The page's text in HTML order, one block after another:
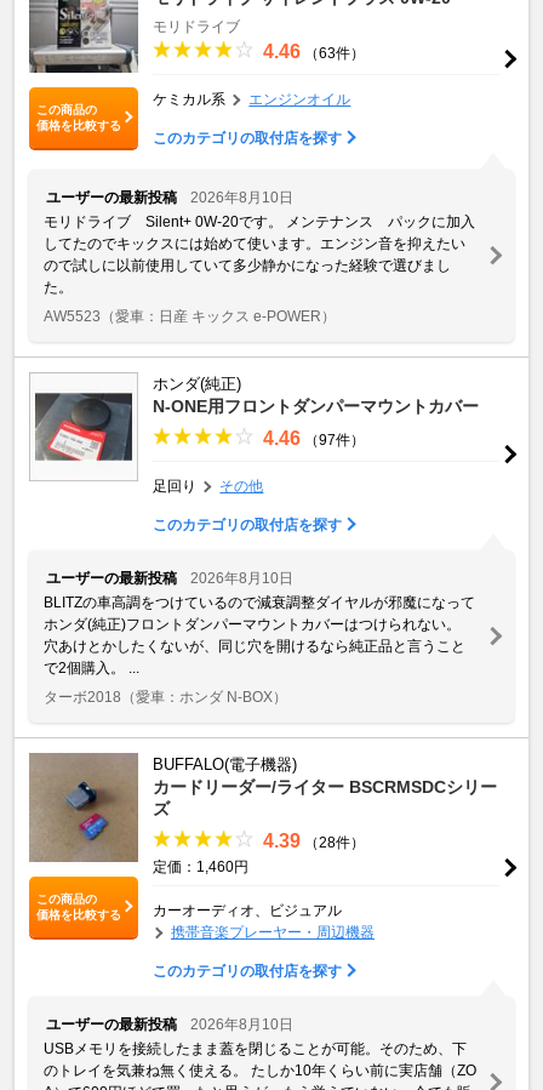
この商品の
価格を比較する
モリドライブ
4.46 （63件）
ケミカル系 エンジンオイル
このカテゴリの取付店を探す
ユーザーの最新投稿
2026年8月10日
モリドライブ Silent+ 0W-20です。 メンテナンス パックに加入
してたのでキックスには始めて使います。エンジン音を抑えたい
ので試しに以前使用していて多少静かになった経験で選びまし
た。
AW5523 （愛車：日産 キックス e-POWER）
ホンダ(純正)
N-ONE用フロントダンパーマウントカバー
4.46 （97件）
足回り その他
このカテゴリの取付店を探す
ユーザーの最新投稿
2026年8月10日
BLITZの車高調をつけているので減衰調整ダイヤルが邪魔になって
ホンダ(純正)フロントダンパーマウントカバーはつけられない。
穴あけとかしたくないが、同じ穴を開けるなら純正品と言うこと
で2個購入。 ...
ターボ2018 （愛車：ホンダ N-BOX）
この商品の
価格を比較する
BUFFALO(電子機器)
カードリーダー/ライター BSCRMSDCシリー
ズ
4.39
（28件）
定価：1,460円
カーオーディオ、ビジュアル
携帯音楽プレーヤー・周辺機器
このカテゴリの取付店を探す
ユーザーの最新投稿
2026年8月10日
USBメモリを接続したまま蓋を閉じることが可能。そのため、下
のトレイを気兼ね無く使える。 たしか10年くらい前に実店舗（ZO